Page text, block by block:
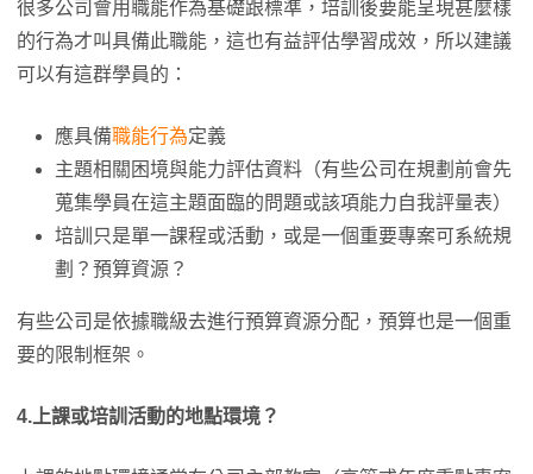
很多公司會用職能作為基礎跟標準，培訓後要能呈現甚麼樣
的行為才叫具備此職能，這也有益評估學習成效，所以建議
可以有這群學員的：
應具備職能行為定義
主題相關困境與能力評估資料（有些公司在規劃前會先
蒐集學員在這主題面臨的問題或該項能力自我評量表）
培訓只是單一課程或活動，或是一個重要專案可系統規
劃？預算資源？
有些公司是依據職級去進行預算資源分配，預算也是一個重
要的限制框架。
4.上課或培訓活動的地點環境？